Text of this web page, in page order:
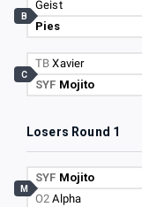
Geist
Pies
B
TBXavier
SYF Mojito
C
Losers Round 1
SYF Mojito
O2Alpha
M